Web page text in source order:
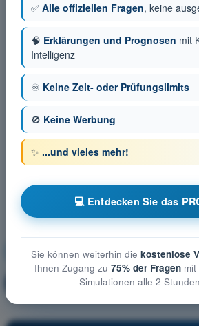
Menschliches Leistungsvermögen
🔒 PRO Erläuterung der
✅ Alle offiziellen Fragen, keine
🧠 Erklärungen und Prognosen mit
Intelligenz
♾️ Keine Zeit- oder Prüfungslimits
🚫 Keine Werbung
✨ ...und vieles mehr!
💻 Entdecken Sie das
Sie können weiterhin die kostenlose
Ihnen Zugang zu 75% der Fragenmit
Simulationen alle 2